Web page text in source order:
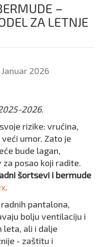
–
ZA LETNJE
2026
2026.
rizike: vrućina,
umor. Zato je
bude lagan,
posao koji radite.
šortsevi i bermude
.
pantalona,
bolju ventilaciju i
leta, ali i dalje
- zaštitu i